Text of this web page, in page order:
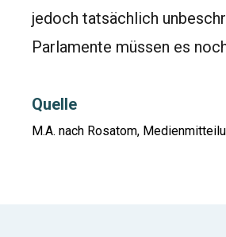
jedoch tatsächlich
Parlamente müssen es
Quelle
M.A. nach Rosatom,